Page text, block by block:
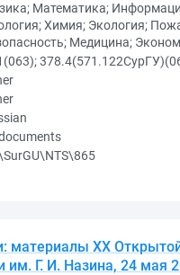
Математика;
Химия; Экология;
Медицина;
материалы XX
им. Г. И. Назина, 24 мая